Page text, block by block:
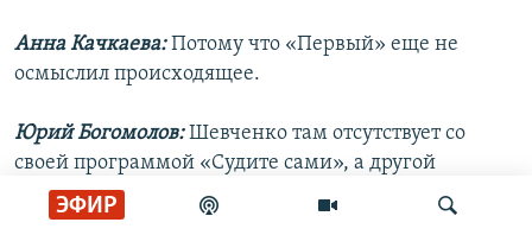
ЭФИР
Анна Качкаева:Потому что «Первый» еще не
осмыслил происходящее.
Юрий Богомолов:Шевченко там отсутствует со
своей программой «Судите сами», а другой
площадки у них нет. Есть только так называемые
аналитические программы Петра Толстого, и этим